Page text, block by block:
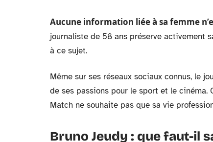
Aucune information liée à sa femme
journaliste de 58 ans préserve activement
à ce sujet.
Même sur ses réseaux sociaux connus, le
de ses passions pour le sport et le
Match ne souhaite pas que sa vie
Bruno Jeudy : que faut-il